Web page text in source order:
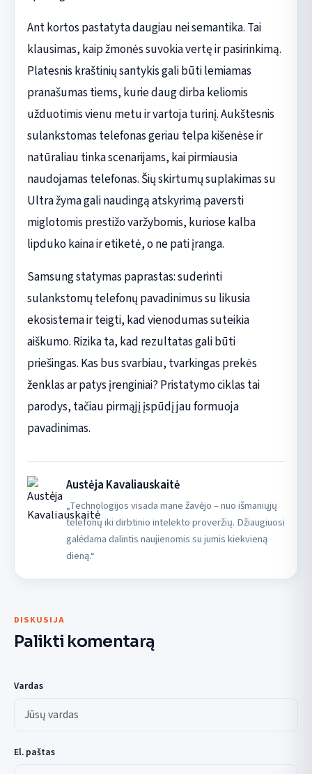
Ant kortos pastatyta daugiau nei semantika. Tai
klausimas, kaip žmonės suvokia vertę ir pasirinkimą.
Platesnis kraštinių santykis gali būti lemiamas
pranašumas tiems, kurie daug dirba keliomis
užduotimis vienu metu ir vartoja turinį. Aukštesnis
sulankstomas telefonas geriau telpa kišenėse ir
natūraliau tinka scenarijams, kai pirmiausia
naudojamas telefonas. Šių skirtumų suplakimas su
Ultra žyma gali naudingą atskyrimą paversti
miglotomis prestižo varžybomis, kuriose kalba
lipduko kaina ir etiketė, o ne pati įranga.
Samsung statymas paprastas: suderinti
sulankstomų telefonų pavadinimus su likusia
ekosistema ir teigti, kad vienodumas suteikia
aiškumo. Rizika ta, kad rezultatas gali būti
priešingas. Kas bus svarbiau, tvarkingas prekės
ženklas ar patys įrenginiai? Pristatymo ciklas tai
parodys, tačiau pirmąjį įspūdį jau formuoja
pavadinimas.
Austėja Kavaliauskaitė
„Technologijos visada mane žavėjo – nuo išmaniųjų
telefonų iki dirbtinio intelekto proveržių. Džiaugiuosi
galėdama dalintis naujienomis su jumis kiekvieną
dieną.“
DISKUSIJA
Palikti komentarą
Vardas
El. paštas